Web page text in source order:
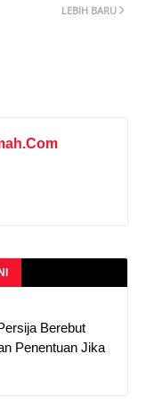
LEBIH BARU
Berebut
Penentuan Jika